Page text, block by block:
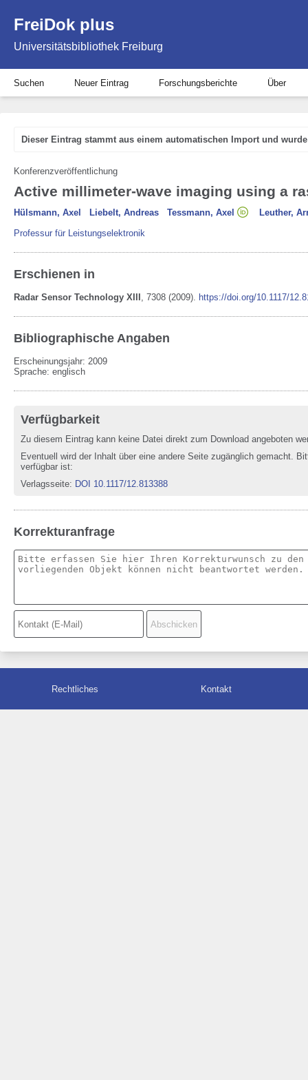
FreiDok plus
Universitätsbibliothek Freiburg
Suchen Neuer Eintrag Forschungsberichte Über
Dieser Eintrag stammt aus einem automatischen Import und
Konferenzveröffentlichung
Active millimeter-wave imaging using a
Hülsmann, Axel Liebelt, Andreas Tessmann, Axel Leuther,
Professur für Leistungselektronik
Erschienen in
Radar Sensor Technology XIII , 7308 (2009). https://doi.org/10.1117/
Bibliographische Angaben
Erscheinungsjahr: 2009
Sprache: englisch
Verfügbarkeit
Zu diesem Eintrag kann keine Datei direkt zum Download angeboten
Eventuell wird der Inhalt über eine andere Seite zugänglich gemacht.
verfügbar ist:
Verlagsseite: DOI 10.1117/12.813388
Korrekturanfrage
Rechtliches Kontakt